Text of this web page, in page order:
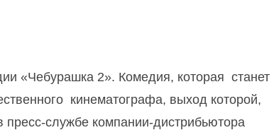
«Чебурашка 2». Комедия, которая станет
кинематографа, выход которой,
службе компании-дистрибьютора